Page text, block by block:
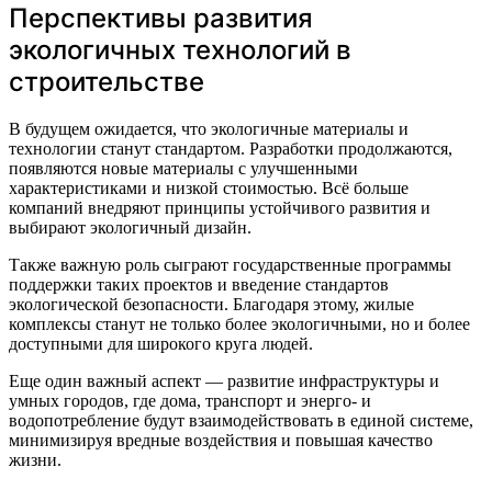
Перспективы развития
экологичных технологий в
строительстве
В будущем ожидается, что экологичные материалы и
технологии станут стандартом. Разработки продолжаются,
появляются новые материалы с улучшенными
характеристиками и низкой стоимостью. Всё больше
компаний внедряют принципы устойчивого развития и
выбирают экологичный дизайн.
Также важную роль сыграют государственные программы
поддержки таких проектов и введение стандартов
экологической безопасности. Благодаря этому, жилые
комплексы станут не только более экологичными, но и более
доступными для широкого круга людей.
Еще один важный аспект — развитие инфраструктуры и
умных городов, где дома, транспорт и энерго- и
водопотребление будут взаимодействовать в единой системе,
минимизируя вредные воздействия и повышая качество
жизни.